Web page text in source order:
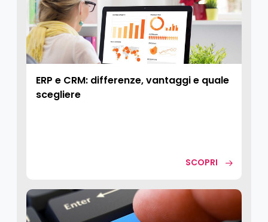
ERP e CRM: differenze, vantaggi e quale
scegliere
SCOPRI